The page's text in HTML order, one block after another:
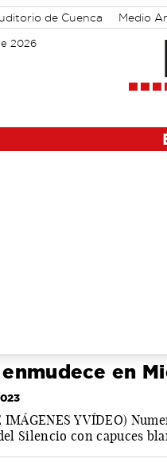
de Cuenca Medio
2026
en
IMÁGENES Y VÍDEO)
Silencio con capuces